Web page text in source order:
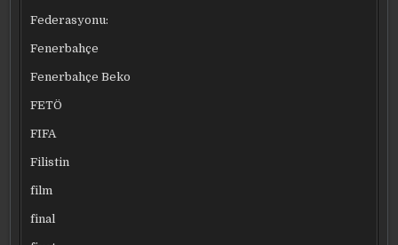
Federasyonu:
Fenerbahçe
Fenerbahçe Beko
FETÖ
FIFA
Filistin
film
final